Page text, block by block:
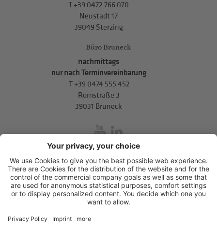
T +39 0472 766 070
Neustadt 17
39049 Sterzing
Büro Bruneck
nachmittags
nur nach Terminvereinbarung
T +39 0474 555 452
Romstraße 3
39031 Bruneck
inService
Mitterweg 5, Bozner Boden,I-39100Bozen.T+39 0471 310
311. info@hds-bz.it
Impressum
Datenschutzerklärung